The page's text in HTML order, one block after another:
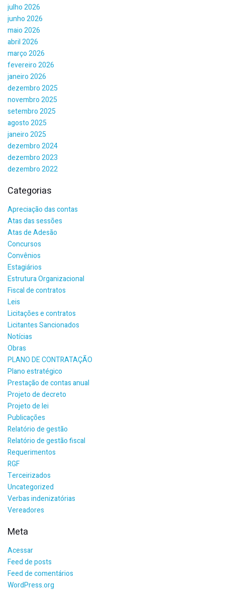
julho 2026
junho 2026
maio 2026
abril 2026
março 2026
fevereiro 2026
janeiro 2026
dezembro 2025
novembro 2025
setembro 2025
agosto 2025
janeiro 2025
dezembro 2024
dezembro 2023
dezembro 2022
Categorias
Apreciação das contas
Atas das sessões
Atas de Adesão
Concursos
Convênios
Estagiários
Estrutura Organizacional
Fiscal de contratos
Leis
Licitações e contratos
Licitantes Sancionados
Notícias
Obras
PLANO DE CONTRATAÇÃO
Plano estratégico
Prestação de contas anual
Projeto de decreto
Projeto de lei
Publicações
Relatório de gestão
Relatório de gestão fiscal
Requerimentos
RGF
Terceirizados
Uncategorized
Verbas indenizatórias
Vereadores
Meta
Acessar
Feed de posts
Feed de comentários
WordPress.org